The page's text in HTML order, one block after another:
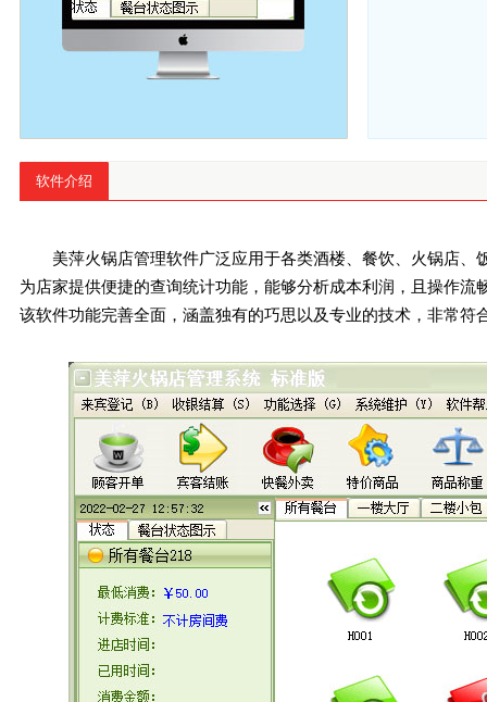
软件介绍
美萍火锅店管理软件广泛应用于各类酒楼、餐饮、火锅店
为店家提供便捷的查询统计功能，能够分析成本利润，且操作
该软件功能完善全面，涵盖独有的巧思以及专业的技术，非常符